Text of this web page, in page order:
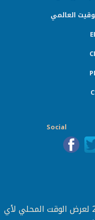
العالمي
Social
موقع لمعرفة كم الساعة الان @ 2019 لعرض الوقت المحلي لأي